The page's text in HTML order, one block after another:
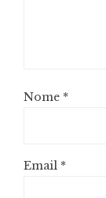
Nome *
Email *